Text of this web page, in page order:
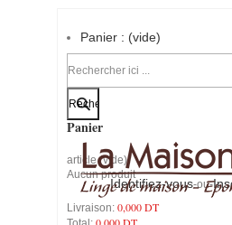
Identifiez-vous-ou-
Panier : (vide)
Votre compte
Panier
article (vide)
Aucun produit
Livraison: 0,000 DT